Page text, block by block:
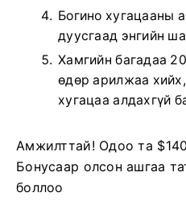
Богино хугацааны
дуусгаад энгийн
Хамгийн багадаа
өдөр арилжаа
хугацаа алдахгүй
Амжилттай! Одоо та
Бонусаар олсон ашгаа
боллоо